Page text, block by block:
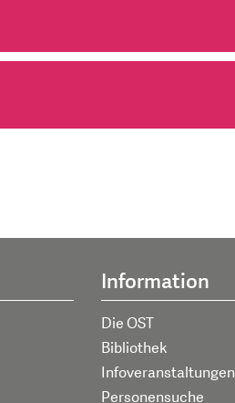
Information
Die OST
Bibliothek
Infoveranstaltungen
Personensuche